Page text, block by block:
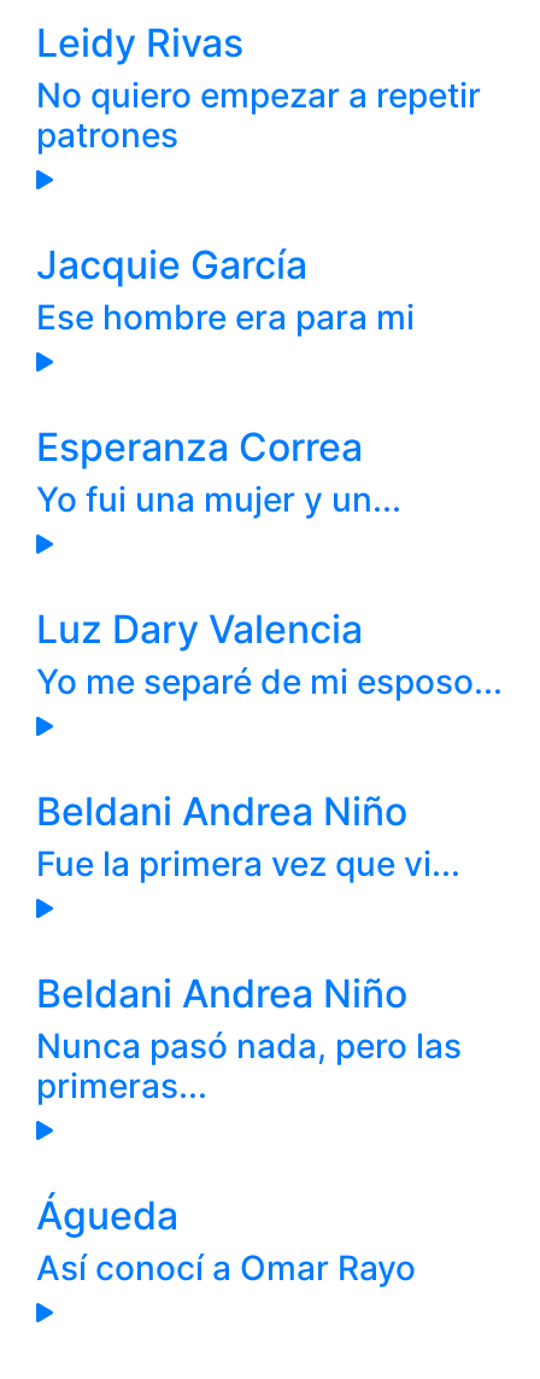
Leidy Rivas
No quiero empezar a repetir
patrones
Jacquie García
Ese hombre era para mi
Esperanza Correa
Yo fui una mujer y un...
Luz Dary Valencia
Yo me separé de mi esposo...
Beldani Andrea Niño
Fue la primera vez que vi...
Beldani Andrea Niño
Nunca pasó nada, pero las
primeras...
Águeda
Así conocí a Omar Rayo